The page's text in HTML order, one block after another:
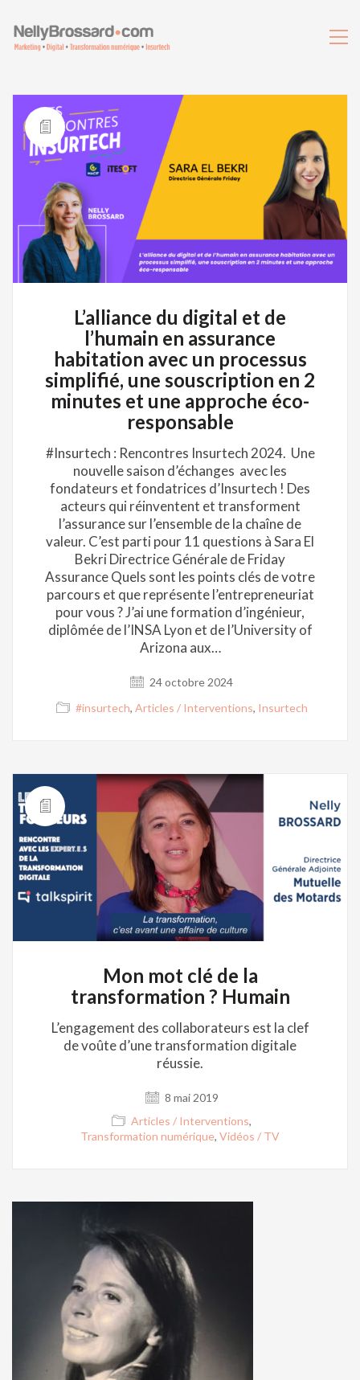
L’alliance du digital et de
l’humain en assurance
habitation avec un processus
simplifié, une souscription en 2
minutes et une approche éco-
responsable
#Insurtech : Rencontres Insurtech 2024. Une
nouvelle saison d’échanges avec les
fondateurs et fondatrices d’Insurtech ! Des
acteurs qui réinventent et transforment
l’assurance sur l’ensemble de la chaîne de
valeur. C’est parti pour 11 questions à Sara El
Bekri Directrice Générale de Friday
Assurance Quels sont les points clés de votre
parcours et que représente l’entrepreneuriat
pour vous ? J’ai une formation d’ingénieur,
diplômée de l’INSA Lyon et de l’University of
Arizona aux…
24 octobre 2024
#insurtech, Articles / Interventions, Insurtech
Mon mot clé de la
transformation ? Humain
L’engagement des collaborateurs est la clef
de voûte d’une transformation digitale
réussie.
8 mai 2019
Articles / Interventions,
Transformation numérique, Vidéos / TV